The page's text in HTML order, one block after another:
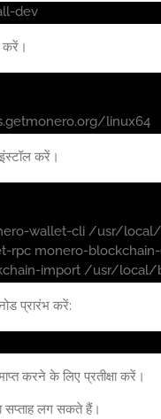
dev
करें।
linux64
करें।
wallet-cli /usr/
rpc monero-
import /usr/
प्रारंभ करें:
करने के लिए प्रतीक्षा करें।
सप्ताह लग सकते हैं।